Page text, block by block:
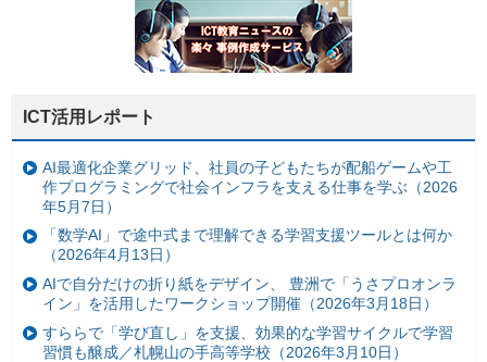
ICT活用レポート
AI最適化企業グリッド、社員の子どもたちが配船ゲームや工
作プログラミングで社会インフラを支える仕事を学ぶ（2026
年5月7日）
「数学AI」で途中式まで理解できる学習支援ツールとは何か
（2026年4月13日）
AIで自分だけの折り紙をデザイン、 豊洲で「うさプロオンラ
イン」を活用したワークショップ開催（2026年3月18日）
すららで「学び直し」を支援、効果的な学習サイクルで学習
習慣も醸成／札幌山の手高等学校（2026年3月10日）